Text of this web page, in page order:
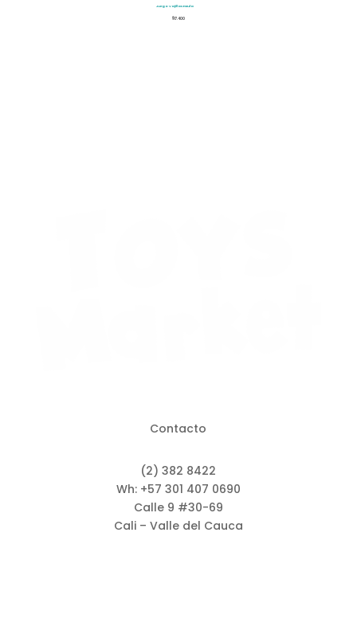
Juego Vajillas Estufa
$17.400
Contacto
(2) 382 8422
Wh: +57 301 407 0690
Calle 9 #30-69
Cali – Valle del Cauca